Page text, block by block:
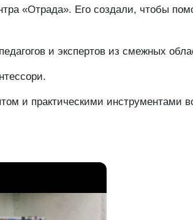
«Отрада». Его создали, чтобы
и экспертов из смежных
и практическими инструментами